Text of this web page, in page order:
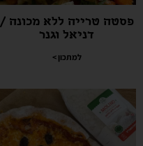
פסטה טרייה ללא מכונה /
דניאל וגנר
למתכון >